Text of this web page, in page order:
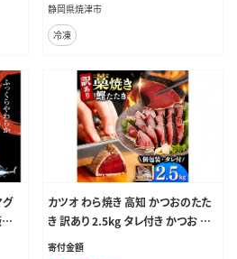
静岡県焼津市
冷凍
カツオ わら焼き 高知 かつおのたた
き 訳あり 2.5kg タレ付き かつお 鰹
かつおたたき 藁焼き 訳アリ 鰹タタキ
寄付金額